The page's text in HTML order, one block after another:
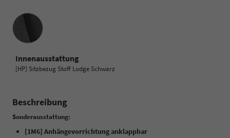
Innenausstattung
Innenausstattung
[HP] Sitzbezug Stoff Lodge Schwarz
Beschreibung
Sonderausstattung:
[1M6] Anhängevorrichtung anklappbar